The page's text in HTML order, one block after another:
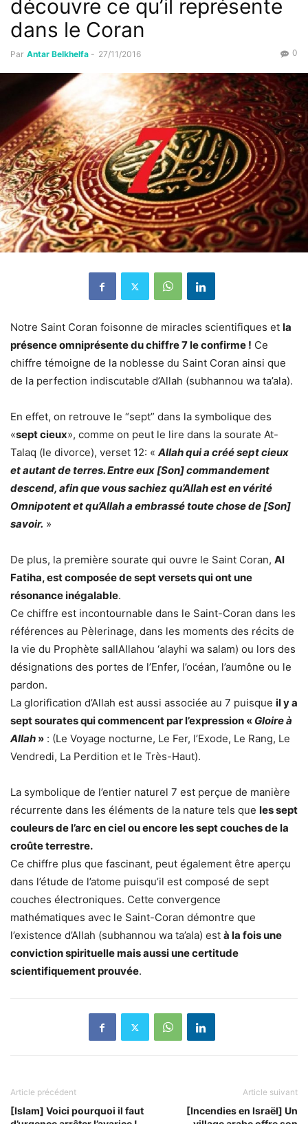
découvre ce qu’il représente
dans le Coran
Par Antar Belkhelfa - 27/11/2016 0
Notre Saint Coran foisonne de miracles scientifiques et la
présence omniprésente du chiffre 7 le confirme ! Ce
chiffre témoigne de la noblesse du Saint Coran ainsi que
de la perfection indiscutable d’Allah (subhannou wa ta’ala).
En effet, on retrouve le “sept” dans la symbolique des
«sept cieux», comme on peut le lire dans la sourate At-
Talaq (le divorce), verset 12: « Allah qui a créé sept cieux
et autant de terres. Entre eux [Son] commandement
descend, afin que vous sachiez qu’Allah est en vérité
Omnipotent et qu’Allah a embrassé toute chose de [Son]
savoir. »
De plus, la première sourate qui ouvre le Saint Coran, Al
Fatiha, est composée de sept versets qui ont une
résonance inégalable.
Ce chiffre est incontournable dans le Saint-Coran dans les
références au Pèlerinage, dans les moments des récits de
la vie du Prophète sallAllahou ‘alayhi wa salam) ou lors des
désignations des portes de l’Enfer, l’océan, l’aumône ou le
pardon.
La glorification d’Allah est aussi associée au 7 puisque il y a
sept sourates qui commencent par l’expression « Gloire à
Allah » : (Le Voyage nocturne, Le Fer, l’Exode, Le Rang, Le
Vendredi, La Perdition et le Très-Haut).
La symbolique de l’entier naturel 7 est perçue de manière
récurrente dans les éléments de la nature tels que les sept
couleurs de l’arc en ciel ou encore les sept couches de la
croûte terrestre.
Ce chiffre plus que fascinant, peut également être aperçu
dans l’étude de l’atome puisqu’il est composé de sept
couches électroniques. Cette convergence
mathématiques avec le Saint-Coran démontre que
l’existence d’Allah (subhannou wa ta’ala) est à la fois une
conviction spirituelle mais aussi une certitude
scientifiquement prouvée.
Article précédent
[Islam] Voici pourquoi il faut
Article suivant
[Incendies en Israël] Un